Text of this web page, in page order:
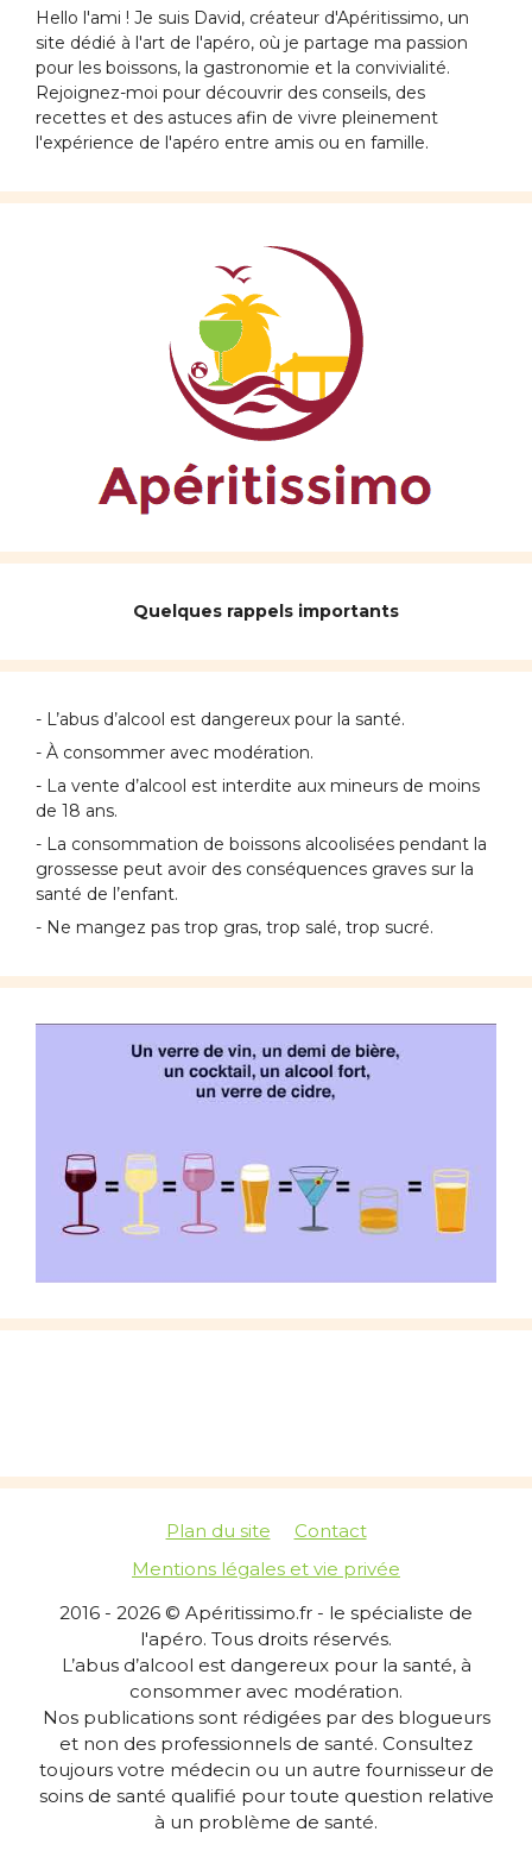
Hello l'ami ! Je suis David, créateur d'Apéritissimo, un
site dédié à l'art de l'apéro, où je partage ma passion
pour les boissons, la gastronomie et la convivialité.
Rejoignez-moi pour découvrir des conseils, des
recettes et des astuces afin de vivre pleinement
l'expérience de l'apéro entre amis ou en famille.
Quelques rappels importants
- L’abus d’alcool est dangereux pour la santé.
- À consommer avec modération.
- La vente d’alcool est interdite aux mineurs de moins
de 18 ans.
- La consommation de boissons alcoolisées pendant la
grossesse peut avoir des conséquences graves sur la
santé de l’enfant.
- Ne mangez pas trop gras, trop salé, trop sucré.
Plan du site
Contact
Mentions légales et vie privée
2016 - 2026 © Apéritissimo.fr - le spécialiste de
l'apéro. Tous droits réservés.
L’abus d’alcool est dangereux pour la santé, à
consommer avec modération.
Nos publications sont rédigées par des blogueurs
et non des professionnels de santé. Consultez
toujours votre médecin ou un autre fournisseur de
soins de santé qualifié pour toute question relative
à un problème de santé.